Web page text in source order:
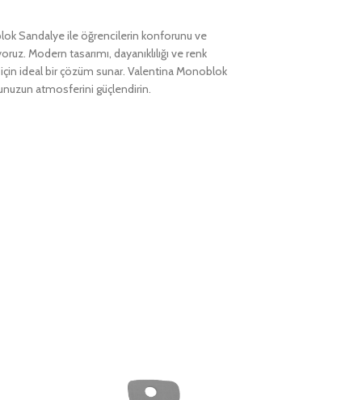
Sandalye ile öğrencilerin konforunu ve
Modern tasarımı, dayanıklılığı ve renk
ideal bir çözüm sunar. Valentina Monoblok
atmosferini güçlendirin.